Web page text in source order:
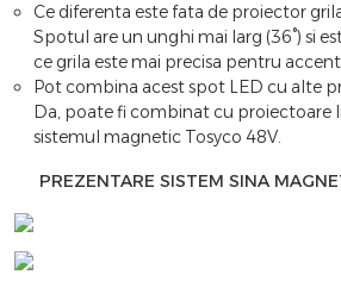
Ce diferenta este fata de proiector
Spotul are un unghi mai larg (36°) si
ce grila este mai precisa pentru
Pot combina acest spot LED cu alte
Da, poate fi combinat cu proiectoare
sistemul magnetic Tosyco 48V.
PREZENTARE SISTEM SINA